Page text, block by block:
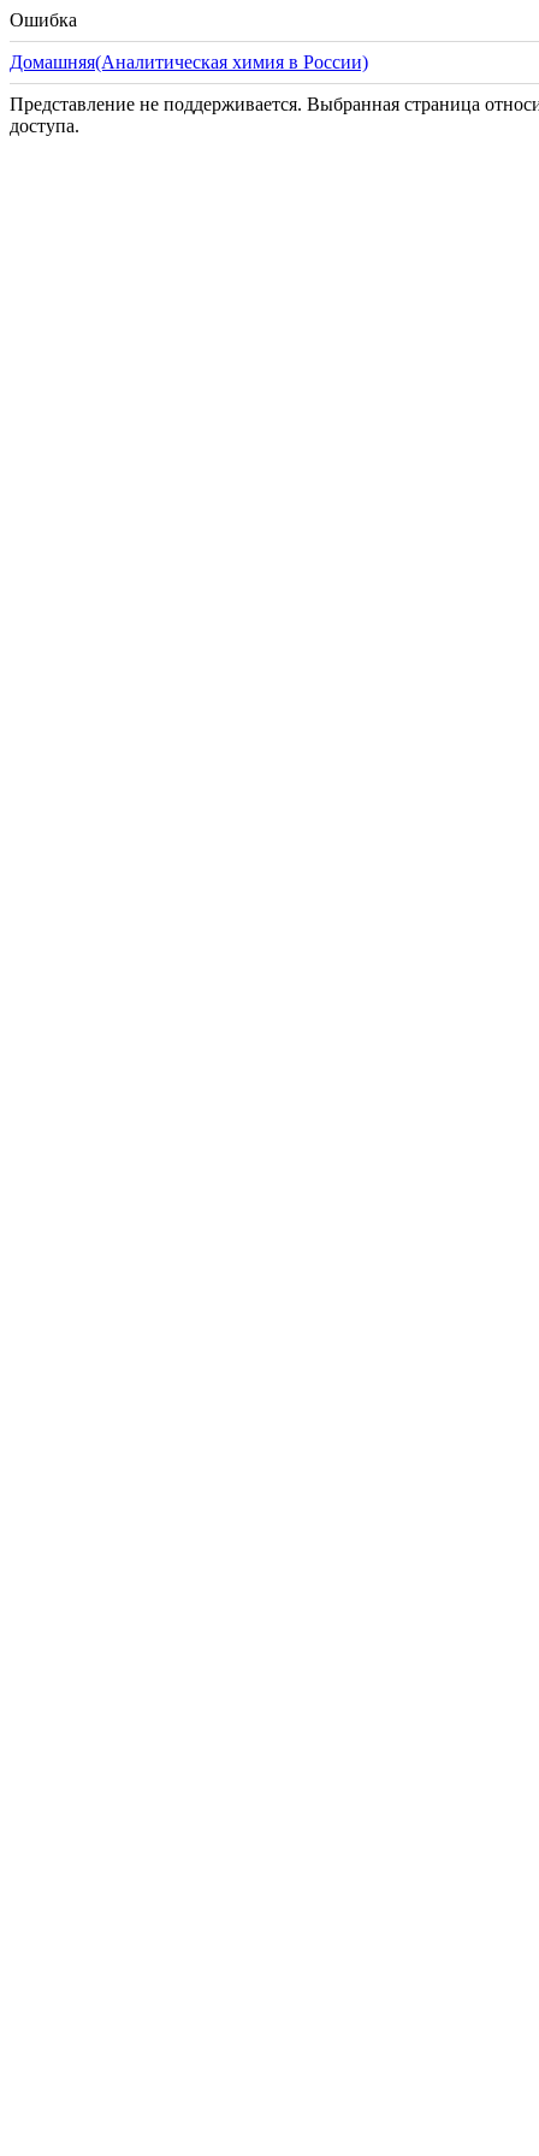
Ошибка
Домашняя(Аналитическая химия в России)
Представление не поддерживается. Выбранная страница
доступа.